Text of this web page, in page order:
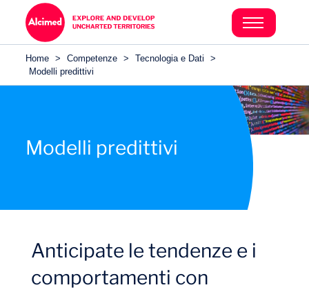
Home > Competenze > Tecnologia e Dati
>
Modelli predittivi
Modelli predittivi
Anticipate le tendenze e i
comportamenti con